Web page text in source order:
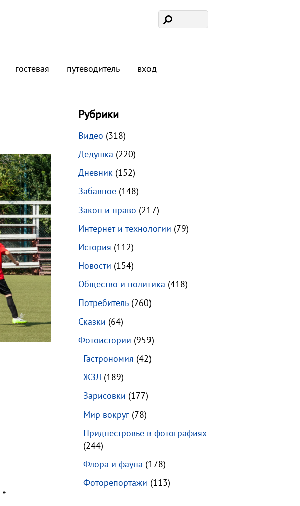
гостевая путеводитель вход
*
Рубрики
Видео (318)
Дедушка (220)
Дневник(152)
Забавное(148)
Закон и право (217)
Интернет и технологии (79)
История (112)
Новости (154)
Общество и политика (418)
Потребитель(260)
Сказки (64)
Фотоистории (959)
Гастрономия (42)
ЖЗЛ (189)
Зарисовки (177)
Мир вокруг(78)
Приднестровье в фотографиях
(244)
Флора и фауна (178)
Фоторепортажи (113)